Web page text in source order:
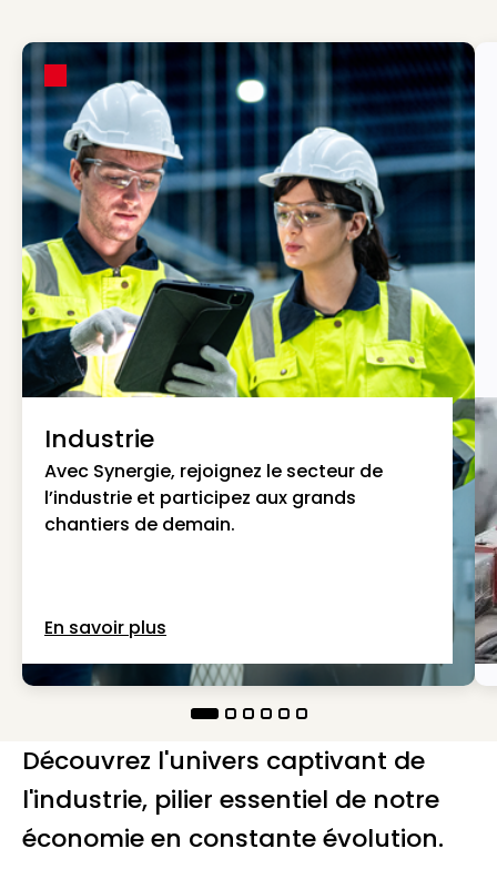
Industrie
Avec Synergie, rejoignez le secteur de
l’industrie et participez aux grands
chantiers de demain.
En savoir plus
Découvrez l'univers captivant de
l'industrie, pilier essentiel de notre
économie en constante évolution.